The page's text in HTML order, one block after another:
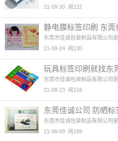
21-09-30 阅122
静电膜标签印刷 东
业厂家2图
东莞市佳诚包装制品有限公司
21-08-24 阅130
玩具标签印刷就找东
品质保证4图
东莞市佳诚包装制品有限公司
21-08-23 阅158
东莞佳诚公司 防晒
保证4图
东莞市佳诚包装制品有限公司
21-08-09 阅189